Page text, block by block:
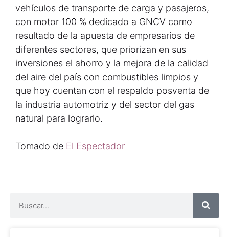
vehículos de transporte de carga y pasajeros,
con motor 100 % dedicado a GNCV como
resultado de la apuesta de empresarios de
diferentes sectores, que priorizan en sus
inversiones el ahorro y la mejora de la calidad
del aire del país con combustibles limpios y
que hoy cuentan con el respaldo posventa de
la industria automotriz y del sector del gas
natural para lograrlo.
Tomado de El Espectador